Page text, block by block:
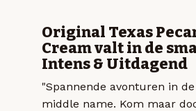
Original Texas
Cream valt in de
Intens & Uitdagend
"Spannende avonturen in
middle name. Kom maar